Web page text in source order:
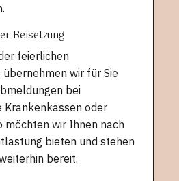
Beisetzung
feierlichen
wir für Sie
bei
Krankenkassen oder
möchten wir Ihnen nach
bieten und stehen
bereit.